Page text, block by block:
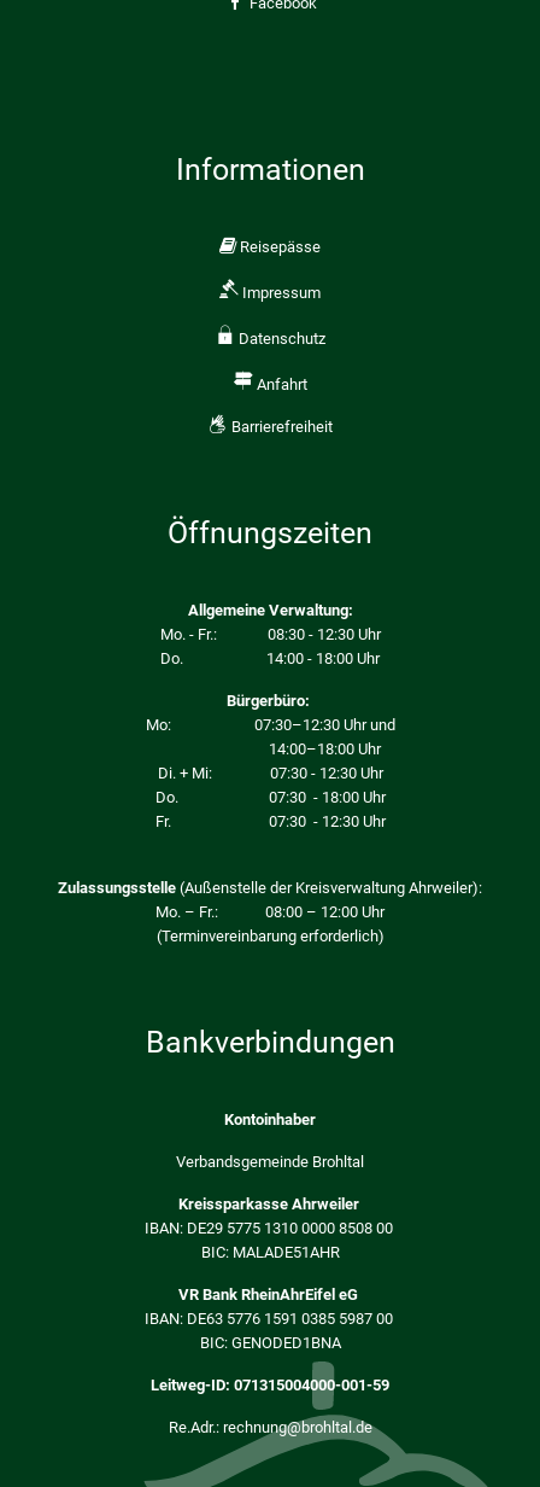
Informationen
Reisepässe
Impressum
Datenschutz
Anfahrt
Barrierefreiheit
Öffnungszeiten
Allgemeine Verwaltung:
Mo. - Fr.: 08:30 - 12:30 Uhr
Do. 14:00 - 18:00 Uhr
Bürgerbüro:
Mo: 07:30–12:30 Uhr und
14:00–18:00 Uhr
Di. + Mi: 07:30 - 12:30 Uhr
Do. 07:30 - 18:00 Uhr
Fr. 07:30 - 12:30 Uhr
Zulassungsstelle (Außenstelle der Kreisverwaltung Ahrweiler):
Mo. – Fr.: 08:00 – 12:00 Uhr
(Terminvereinbarung erforderlich)
Bankverbindungen
Kontoinhaber
Verbandsgemeinde Brohltal
Kreissparkasse Ahrweiler
IBAN: DE29 5775 1310 0000 8508 00
BIC: MALADE51AHR
VR Bank RheinAhrEifel eG
IBAN: DE63 5776 1591 0385 5987 00
BIC: GENODED1BNA
Leitweg-ID: 071315004000-001-59
Re.Adr.: rechnung@brohltal.de